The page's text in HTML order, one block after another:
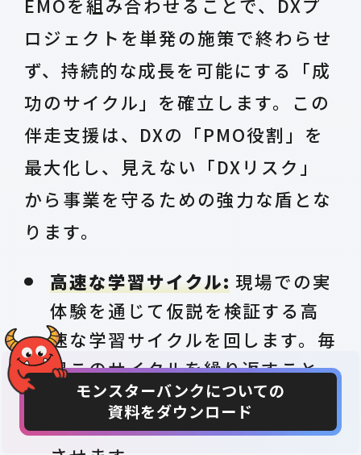
モンスターバンクについての
資料をダウンロード
CONTACT DOWNLOAD
EMOを組み合わせることで、DXプ
ロジェクトを単発の施策で終わらせ
ず、持続的な成長を可能にする「成
功のサイクル」を確立します。この
伴走支援は、DXの「PMO役割」を
最大化し、見えない「DXリスク」
から事業を守るための強力な盾とな
ります。
高速な学習サイクル: 現場での実
体験を通じて仮説を検証する高
速な学習サイクルを回します。毎
週このサイクルを繰り返すこと
で、客観的な視点と実地での観
察を融合させ、検証の質を向上